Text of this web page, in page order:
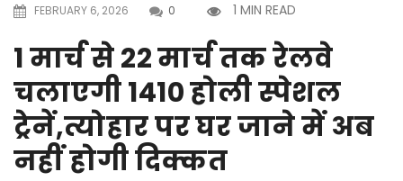
FEBRUARY 6, 2026
0 1 MIN READ
1 मार्च से 22 मार्च तक रेलवे
चलाएगी 1410 होली स्पेशल
ट्रेनें,त्योहार पर घर जाने में अब
नहीं होगी दिक्कत